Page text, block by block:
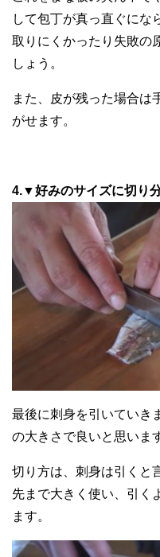
して包丁が真っ直ぐにな
取りにくかったり失敗の
しょう。
また、皮が残った場合は
がせます。
4.▼好みのサイズに切り
最後に刺身を引いていき
の大きさで良いと思いま
切り方は、刺身は引くと
先まで大きく使い、引く
ます。